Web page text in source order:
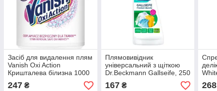
Засіб для видалення плям
Vanish Oxi Action
Кришталева білизна 1000
г
247 ₴
Плямовивідник
універсальний з щіткою
Dr.Beckmann Gallseife, 250
мл
167₴
мл
268